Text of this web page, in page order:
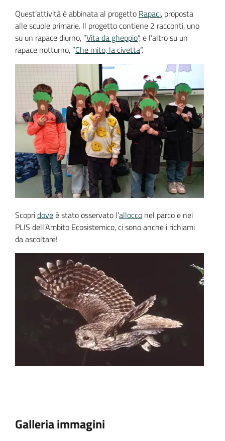
Quest’attività è abbinata al progetto Rapaci, proposta
alle scuole primarie. Il progetto contiene 2 racconti, uno
su un rapace diurno, “Vita da gheppio“, e l’altro su un
rapace notturno, “Che mito, la civetta“.
Scopridoveè stato osservato l’allocco nel parco e nei
PLIS dell’Ambito Ecosistemico, ci sono anche i richiami
da ascoltare!
Galleria immagini